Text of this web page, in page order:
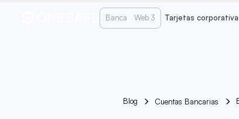
Banca Web 3 Tarjetas
Blog Cuentas Bancarias